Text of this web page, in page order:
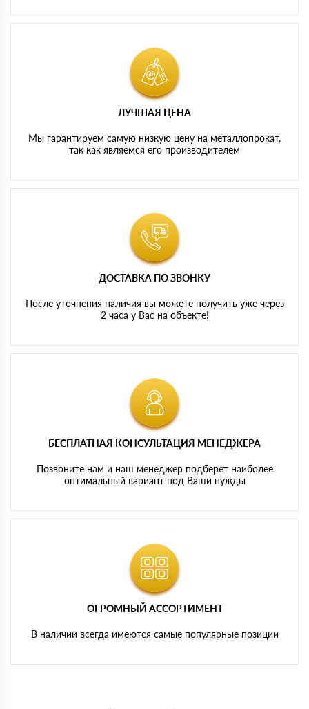
ЛУЧШАЯ ЦЕНА
Мы гарантируем самую низкую цену на металлопрокат,
так как являемся его производителем
ДОСТАВКА ПО ЗВОНКУ
После уточнения наличия вы можете получить уже через
2 часа у Вас на объекте!
БЕСПЛАТНАЯ КОНСУЛЬТАЦИЯ МЕНЕДЖЕРА
Позвоните нам и наш менеджер подберет наиболее
оптимальный вариант под Ваши нужды
ОГРОМНЫЙ АССОРТИМЕНТ
В наличии всегда имеются самые популярные позиции